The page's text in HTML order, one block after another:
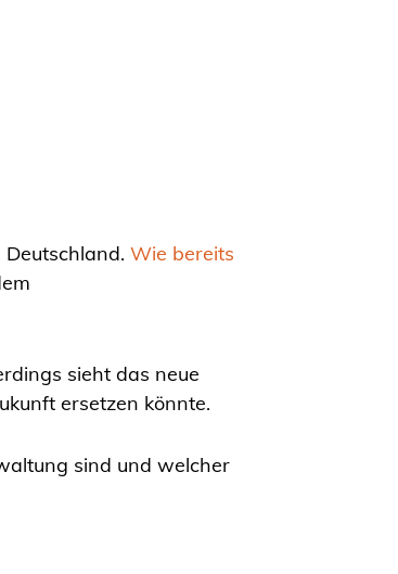
Wie bereits
sieht das neue
ersetzen könnte.
sind und welcher